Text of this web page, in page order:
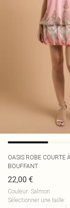
OASIS ROBE COURTE
BOUFFANT
22,00 €
Couleur: Salmon
Sélectionner une taille: